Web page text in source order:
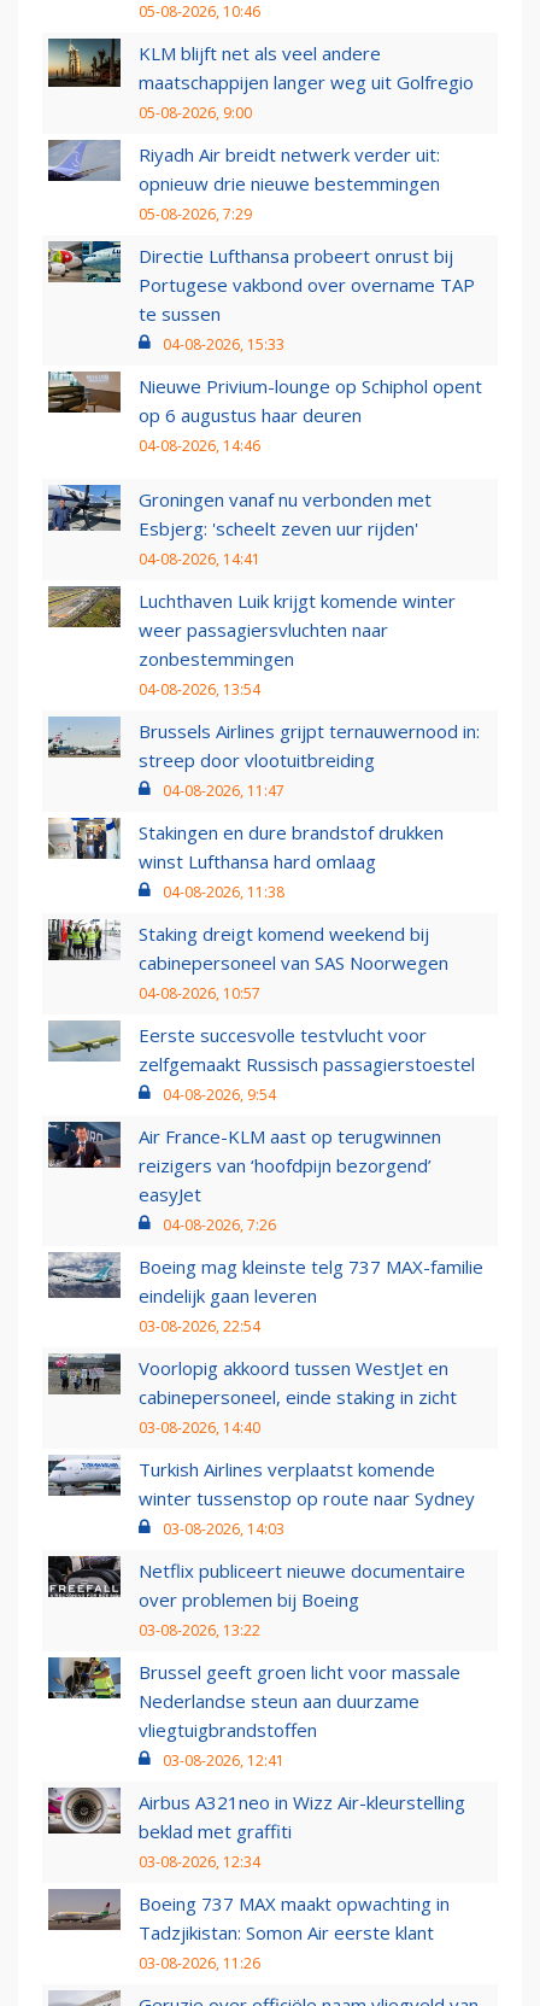
05-08-2026, 10:46
KLM blijft net als veel andere
maatschappijen langer weg uit Golfregio
05-08-2026, 9:00
Riyadh Air breidt netwerk verder uit:
opnieuw drie nieuwe bestemmingen
05-08-2026, 7:29
Directie Lufthansa probeert onrust bij
Portugese vakbond over overname TAP
te sussen
04-08-2026, 15:33
Nieuwe Privium-lounge op Schiphol opent
op 6 augustus haar deuren
04-08-2026, 14:46
Groningen vanaf nu verbonden met
Esbjerg: 'scheelt zeven uur rijden'
04-08-2026, 14:41
Luchthaven Luik krijgt komende winter
weer passagiersvluchten naar
zonbestemmingen
04-08-2026, 13:54
Brussels Airlines grijpt ternauwernood in:
streep door vlootuitbreiding
04-08-2026, 11:47
Stakingen en dure brandstof drukken
winst Lufthansa hard omlaag
04-08-2026, 11:38
Staking dreigt komend weekend bij
cabinepersoneel van SAS Noorwegen
04-08-2026, 10:57
Eerste succesvolle testvlucht voor
zelfgemaakt Russisch passagierstoestel
04-08-2026, 9:54
Air France-KLM aast op terugwinnen
reizigers van ‘hoofdpijn bezorgend’
easyJet
04-08-2026, 7:26
Boeing mag kleinste telg 737 MAX-familie
eindelijk gaan leveren
03-08-2026, 22:54
Voorlopig akkoord tussen WestJet en
cabinepersoneel, einde staking in zicht
03-08-2026, 14:40
Turkish Airlines verplaatst komende
winter tussenstop op route naar Sydney
03-08-2026, 14:03
Netflix publiceert nieuwe documentaire
over problemen bij Boeing
03-08-2026, 13:22
Brussel geeft groen licht voor massale
Nederlandse steun aan duurzame
vliegtuigbrandstoffen
03-08-2026, 12:41
Airbus A321neo in Wizz Air-kleurstelling
beklad met graffiti
03-08-2026, 12:34
Boeing 737 MAX maakt opwachting in
Tadzjikistan: Somon Air eerste klant
03-08-2026, 11:26